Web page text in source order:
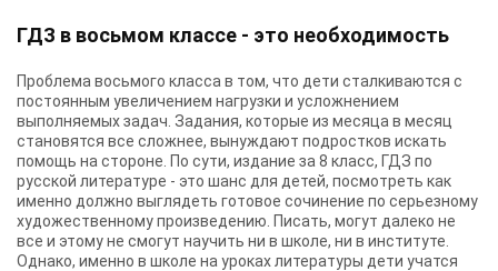
ГДЗ в восьмом классе - это необходимость
Проблема восьмого класса в том, что дети сталкиваются с
постоянным увеличением нагрузки и усложнением
выполняемых задач. Задания, которые из месяца в месяц
становятся все сложнее, вынуждают подростков искать
помощь на стороне. По сути, издание за 8 класс, ГДЗ по
русской литературе - это шанс для детей, посмотреть как
именно должно выглядеть готовое сочинение по серьезному
художественному произведению. Писать, могут далеко не
все и этому не смогут научить ни в школе, ни в институте.
Однако, именно в школе на уроках литературы дети учатся